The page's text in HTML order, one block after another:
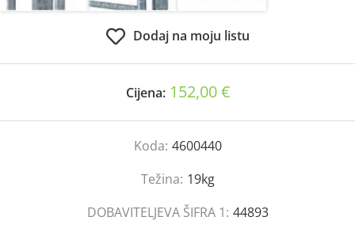
Dodaj na moju listu
Cijena: 152,00 €
Koda: 4600440
Težina: 19kg
DOBAVITELJEVA ŠIFRA 1: 44893